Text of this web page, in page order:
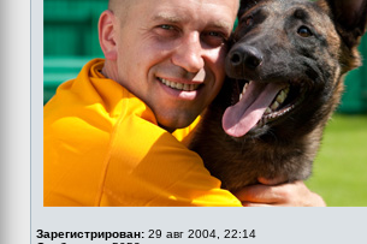
Зарегистрирован: 29 авг 2004, 22:14